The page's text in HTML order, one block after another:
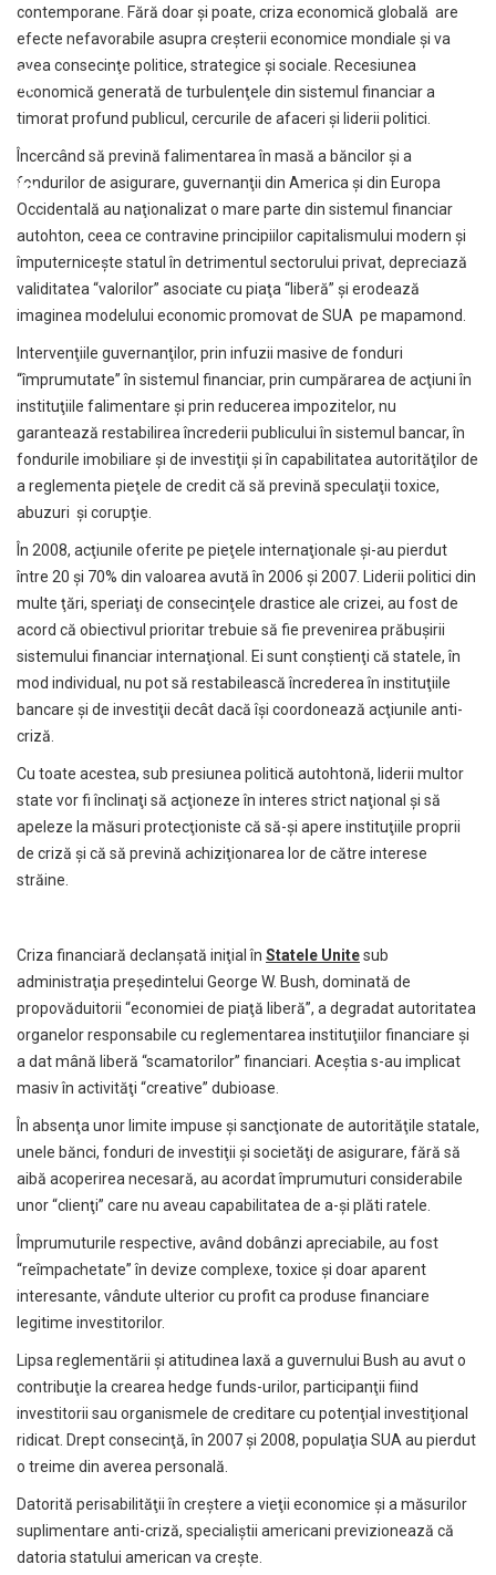
contemporane. Fără doar şi poate, criza economică globală are
efecte nefavorabile asupra creşterii economice mondiale şi va
avea consecinţe politice, strategice şi sociale. Recesiunea
economică generată de turbulenţele din sistemul financiar a
timorat profund publicul, cercurile de afaceri şi liderii politici.
Încercând să prevină falimentarea în masă a băncilor şi a
fondurilor de asigurare, guvernanţii din America şi din Europa
Occidentală au naţionalizat o mare parte din sistemul financiar
autohton, ceea ce contravine principiilor capitalismului modern şi
împuterniceşte statul în detrimentul sectorului privat, depreciază
validitatea “valorilor” asociate cu piaţa “liberă” şi erodează
imaginea modelului economic promovat de SUA pe mapamond.
Intervenţiile guvernanţilor, prin infuzii masive de fonduri
“împrumutate” în sistemul financiar, prin cumpărarea de acţiuni în
instituţiile falimentare şi prin reducerea impozitelor, nu
garantează restabilirea încrederii publicului în sistemul bancar, în
fondurile imobiliare şi de investiţii şi în capabilitatea autorităţilor de
a reglementa pieţele de credit că să prevină speculaţii toxice,
abuzuri şi corupţie.
În 2008, acţiunile oferite pe pieţele internaţionale şi-au pierdut
între 20 şi 70% din valoarea avută în 2006 şi 2007. Liderii politici din
multe ţări, speriaţi de consecinţele drastice ale crizei, au fost de
acord că obiectivul prioritar trebuie să fie prevenirea prăbuşirii
sistemului financiar internaţional. Ei sunt conştienţi că statele, în
mod individual, nu pot să restabilească încrederea în instituţiile
bancare şi de investiţii decât dacă îşi coordonează acţiunile anti-
criză.
Cu toate acestea, sub presiunea politică autohtonă, liderii multor
state vor fi înclinaţi să acţioneze în interes strict naţional şi să
apeleze la măsuri protecţioniste că să-şi apere instituţiile proprii
de criză şi că să prevină achiziţionarea lor de către interese
străine.
Criza financiară declanşată iniţial în Statele Unitesub
administraţia preşedintelui George W. Bush, dominată de
propovăduitorii “economiei de piaţă liberă”, a degradat autoritatea
organelor responsabile cu reglementarea instituţiilor financiare şi
a dat mână liberă “scamatorilor” financiari. Aceştia s-au implicat
masiv în activităţi “creative” dubioase.
În absenţa unor limite impuse şi sancţionate de autorităţile statale,
unele bănci, fonduri de investiţii şi societăţi de asigurare, fără să
aibă acoperirea necesară, au acordat împrumuturi considerabile
unor “clienţi” care nu aveau capabilitatea de a-şi plăti ratele.
Împrumuturile respective, având dobânzi apreciabile, au fost
“reîmpachetate” în devize complexe, toxice şi doar aparent
interesante, vândute ulterior cu profit ca produse financiare
legitime investitorilor.
Lipsa reglementării şi atitudinea laxă a guvernului Bush au avut o
contribuţie la crearea hedge funds-urilor, participanţii fiind
investitorii sau organismele de creditare cu potenţial investiţional
ridicat. Drept consecinţă, în 2007 şi 2008, populaţia SUA au pierdut
o treime din averea personală.
Datorită perisabilităţii în creştere a vieţii economice şi a măsurilor
suplimentare anti-criză, specialiştii americani previzionează că
datoria statului american va creşte.